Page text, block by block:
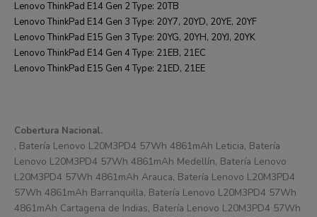
Lenovo ThinkPad E14 Gen 2 Type: 20TB
Lenovo ThinkPad E14 Gen 3 Type: 20Y7, 20YD, 20YE, 20YF
Lenovo ThinkPad E15 Gen 3 Type: 20YG, 20YH, 20YJ, 20YK
Lenovo ThinkPad E14 Gen 4 Type: 21EB, 21EC
Lenovo ThinkPad E15 Gen 4 Type: 21ED, 21EE
Cobertura Nacional.
, Batería Lenovo L20M3PD4 57Wh 4861mAh Leticia, Batería
Lenovo L20M3PD4 57Wh 4861mAh Medellín, Batería Lenovo
L20M3PD4 57Wh 4861mAh Arauca, Batería Lenovo L20M3PD4
57Wh 4861mAh Barranquilla, Batería Lenovo L20M3PD4 57Wh
4861mAh Cartagena de Indias, Batería Lenovo L20M3PD4 57Wh